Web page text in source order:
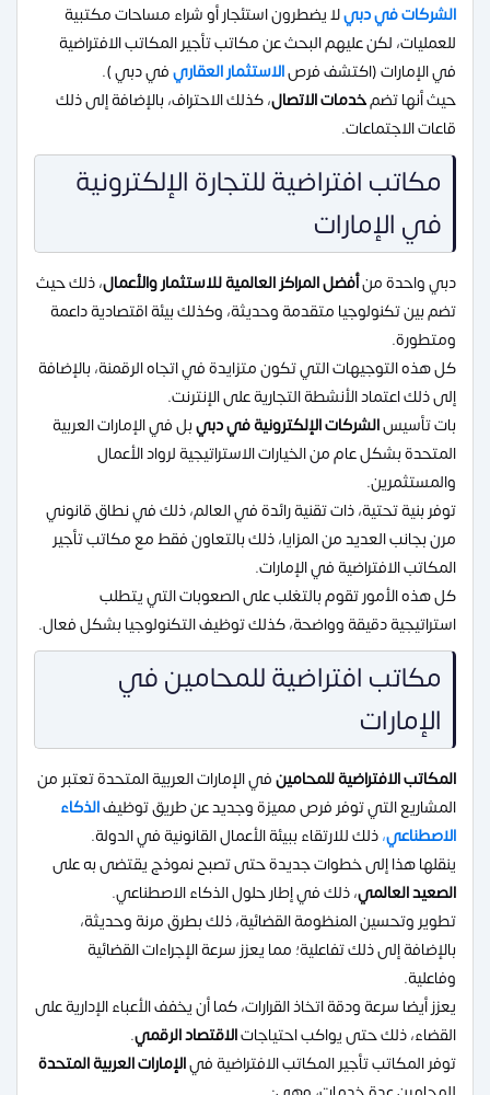
الشركات في دبيلا يضطرون استئجار أو شراء مساحات مكتبية
للعمليات، لكن عليهم البحث عن مكاتب تأجير المكاتب الافتراضية
في الإمارات (اكتشف فرصالاستثمار العقاريفي دبي ).
حيث أنها تضمخدمات الاتصال، كذلك الاحتراف، بالإضافة إلى ذلك
قاعات الاجتماعات.
مكاتب افتراضية للتجارة الإلكترونية
في الإمارات
دبي واحدة منأفضل المراكز العالمية للاستثمار والأعمال، ذلك حيث
تضم بين تكنولوجيا متقدمة وحديثة، وكذلك بيئة اقتصادية داعمة
ومتطورة.
كل هذه التوجيهات التي تكون متزايدة في اتجاه الرقمنة، بالإضافة
إلى ذلك اعتماد الأنشطة التجارية على الإنترنت.
بات تأسيسالشركات الإلكترونية في دبيبل في الإمارات العربية
المتحدة بشكل عام من الخيارات الاستراتيجية لرواد الأعمال
والمستثمرين.
توفر بنية تحتية، ذات تقنية رائدة في العالم، ذلك في نطاق قانوني
مرن بجانب العديد من المزايا، ذلك بالتعاون فقط مع مكاتب تأجير
المكاتب الافتراضية في الإمارات.
كل هذه الأمور تقوم بالتغلب على الصعوبات التي يتطلب
استراتيجية دقيقة وواضحة، كذلك توظيف التكنولوجيا بشكل فعال.
مكاتب افتراضية للمحامين في
الإمارات
المكاتب الافتراضية للمحامينفي الإمارات العربية المتحدة تعتبر من
المشاريع التي توفر فرص مميزة وجديد عن طريق توظيفالذكاء
الاصطناعي،ذلك للارتقاء ببيئة الأعمال القانونية في الدولة.
ينقلها هذا إلى خطوات جديدة حتى تصبح نموذج يقتضى به على
الصعيد العالمي، ذلك في إطار حلول الذكاء الاصطناعي.
تطوير وتحسين المنظومة القضائية، ذلك بطرق مرنة وحديثة،
بالإضافة إلى ذلك تفاعلية؛ مما يعزز سرعة الإجراءات القضائية
وفاعلية.
يعزز أيضا سرعة ودقة اتخاذ القرارات، كما أن يخفف الأعباء الإدارية على
القضاء، ذلك حتى يواكب احتياجاتالاقتصاد الرقمي.
توفر المكاتب تأجير المكاتب الافتراضية فيالإمارات العربية المتحدة